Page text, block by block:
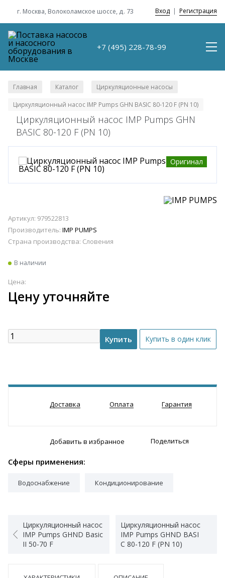
г. Москва, Волоколамское шоссе, д. 73 Вход | Регистрация
+7 (495) 228-78-99
Главная Каталог Циркуляционные насосы
Циркуляционный насос IMP Pumps GHN BASIC 80-120 F (PN 10)
Циркуляционный насос IMP Pumps GHN
BASIC 80-120 F (PN 10)
Оригинал
Артикул: 979522813
Производитель: IMP PUMPS
Страна производства: Словения
В наличии
Цена:
Цену уточняйте
Доставка Оплата Гарантия
Добавить в избранное Поделиться
Сферы применения:
Водоснабжение Кондиционирование
Циркуляционный насос
IMP Pumps GHND Basic
II 50-70 F
Циркуляционный насос
IMP Pumps GHND BASI
C 80-120 F (PN 10)